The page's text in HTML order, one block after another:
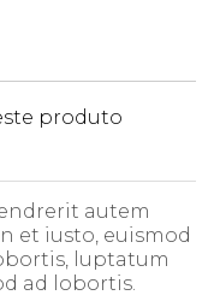
produto
autem
et iusto, euismod
luptatum
ad lobortis.